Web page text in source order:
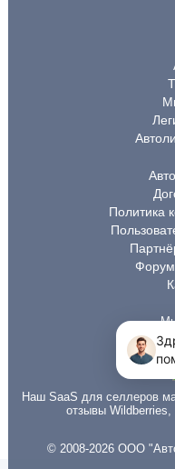
Политика
Форум
Наш SaaS для селлеров
отзывы
© 2008-2026 ООО